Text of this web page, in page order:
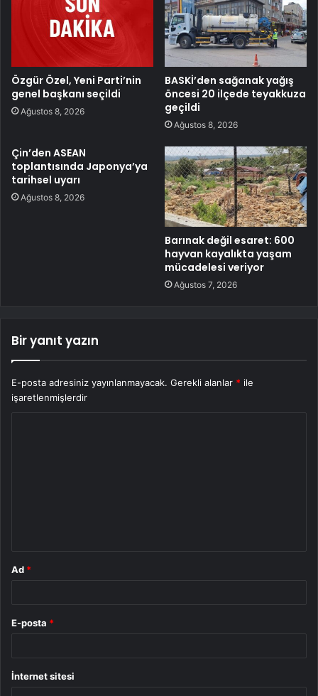
Özgür Özel, Yeni Parti’nin
genel başkanı seçildi
Ağustos 8, 2026
BASKİ’den sağanak yağış
öncesi 20 ilçede teyakkuza
geçildi
Ağustos 8, 2026
Çin’den ASEAN
toplantısında Japonya’ya
tarihsel uyarı
Ağustos 8, 2026
Barınak değil esaret: 600
hayvan kayalıkta yaşam
mücadelesi veriyor
Ağustos 7, 2026
Bir yanıt yazın
E-posta adresiniz yayınlanmayacak. Gerekli alanlar * ile
işaretlenmişlerdir
Ad *
E-posta *
İnternet sitesi